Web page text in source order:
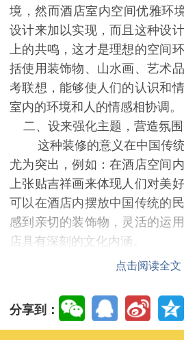
境，然而酒店室内空间优雅环
设计来加以实现，而且这种设
上的共鸣，这才是理想的空间
括使用装饰物、山水画、艺术
考联想，能够使人们的认识和
室内的环境和人的情感相协
二、设来强化主题，营造氛围
这种装修的意义在中国传统
尤为突出，例如：在酒店空间
上张贴吉祥画来体现人们对美
可以在酒店内摆放中国传统的
感到亲切的装饰物，灵活的运
店具有深刻的文化内涵。
三、类型的酒店空间陈设艺术
间内环境的不同功能特点来进
力，要做到既能够引起顾客的
点击阅读全文
分享到：